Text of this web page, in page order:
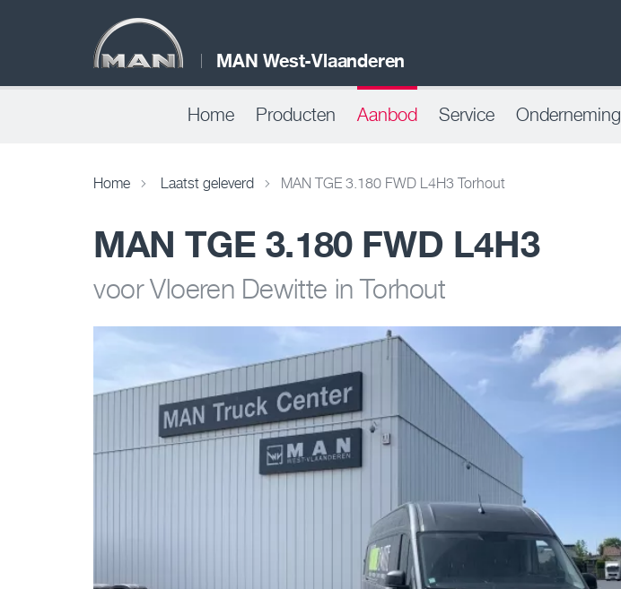
MAN West-Vlaanderen
Home Producten Aanbod Service Onderneming
Home Laatst geleverd MAN TGE 3.180 FWD L4H3 Torhout
MAN TGE 3.180 FWD L4H3
voor Vloeren Dewitte in Torhout